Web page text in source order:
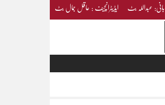
بانی: عبداللہ بٹ ایڈیٹرانچیف : عاقل جمال بٹ